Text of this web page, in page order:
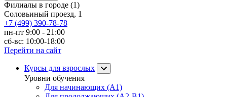
Филиалы в городе (1)
Соловьиный проезд, 1
+7 (499) 390-78-78
пн-пт 9:00 - 21:00
сб-вс: 10:00-18:00
Перейти на сайт
Курсы для взрослых
Уровни обучения
Для начинающих (A1)